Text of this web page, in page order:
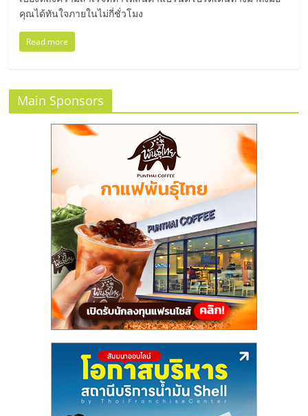
แฟ
รน
ไชส์,
ปรึกษา
แฟ
ไชส์,
รวม
คุณได้ทันใจภายในไม่กี่ชั่วโมง
Read more
Main Sponsors